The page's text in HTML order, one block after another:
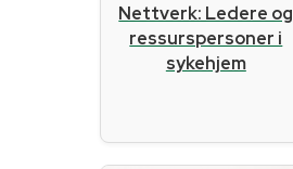
Nettverk: Ledere og
ressurspersoner i
sykehjem